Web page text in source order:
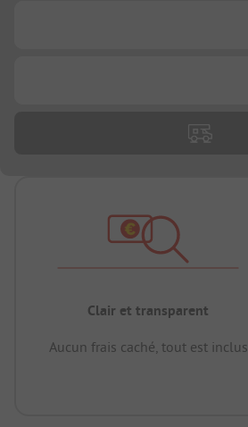
Clair et transparent
Aucun frais caché, tout est inclus